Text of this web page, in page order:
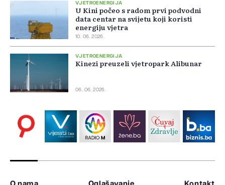
VJETROENERGIJA
U Kini počeo s radom prvi podvodni
data centar na svijetu koji koristi
energiju vjetra
10. 06. 2026.
VJETROENERGIJA
Kinezi preuzeli vjetropark Alibunar
06. 06. 2026.